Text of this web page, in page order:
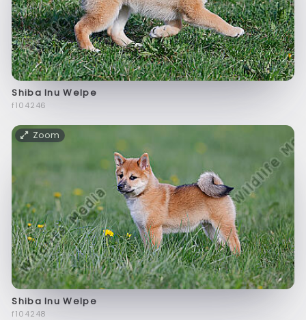
Shiba Inu Welpe
f104246
Zoom
Shiba Inu Welpe
f104248